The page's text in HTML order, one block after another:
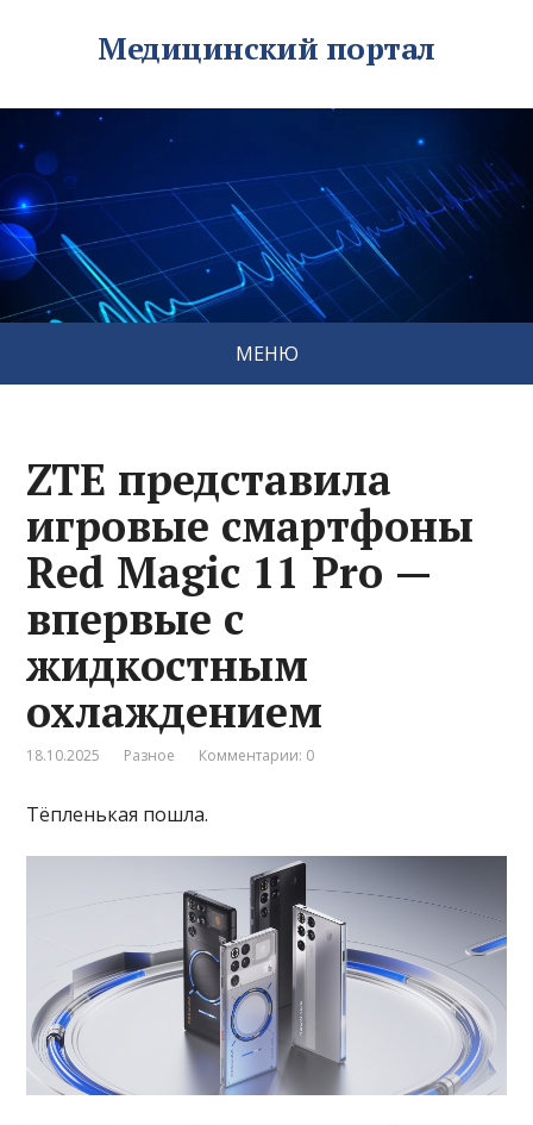
Медицинский портал
МЕНЮ
ZTE представила
игровые смартфоны
Red Magic 11 Pro —
впервые с
жидкостным
охлаждением
18.10.2025 Разное Комментарии: 0
Тёпленькая пошла.